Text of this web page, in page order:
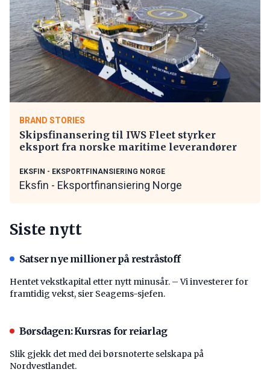
BRAND STORIES
Skipsfinansering til IWS Fleet styrker
eksport fra norske maritime leverandører
EKSFIN - EKSPORTFINANSIERING NORGE
Eksfin - Eksportfinansiering Norge
Siste nytt
Satser nye millioner på restråstoff
Hentet vekstkapital etter nytt minusår. – Vi investerer for
framtidig vekst, sier Seagems-sjefen.
Børsdagen: Kursras for reiarlag
Slik gjekk det med dei børsnoterte selskapa på
Nordvestlandet.